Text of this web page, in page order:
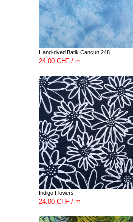
Hand-dyed Batik Cancun 248
24.00 CHF / m
Indigo Flowers
24.00 CHF / m